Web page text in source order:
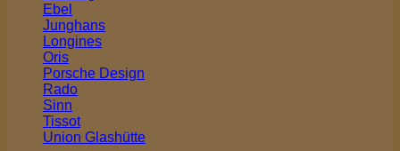
Ebel
Junghans
Longines
Oris
Porsche Design
Rado
Sinn
Tissot
Union Glashütte